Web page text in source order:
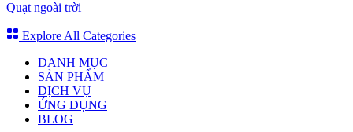
Quạt ngoài trời
Explore All Categories
DANH MỤC
SẢN PHẨM
DỊCH VỤ
ỨNG DỤNG
BLOG